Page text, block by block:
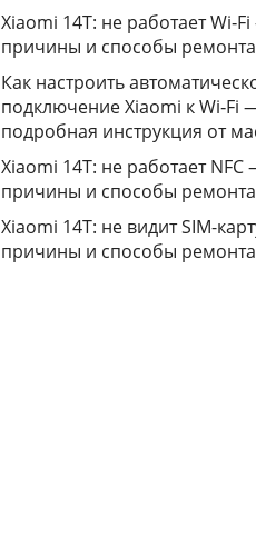
Xiaomi 14T: не работает
причины и способы ремонта
Как настроить
подключение Xiaomi к Wi‑Fi
подробная инструкция от
Xiaomi 14T: не работает NFC
причины и способы ремонта
Xiaomi 14T: не видит SIM-
причины и способы ремонта